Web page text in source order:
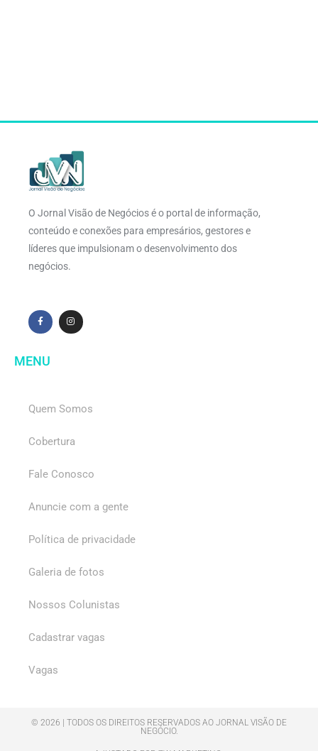
O Jornal Visão de Negócios é o portal de informação,
conteúdo e conexões para empresários, gestores e
líderes que impulsionam o desenvolvimento dos
negócios.
MENU
Quem Somos
Cobertura
Fale Conosco
Anuncie com a gente
Política de privacidade
Galeria de fotos
Nossos Colunistas
Cadastrar vagas
Vagas
© 2026 | TODOS OS DIREITOS RESERVADOS AO JORNAL VISÃO DE
NEGÓCIO.